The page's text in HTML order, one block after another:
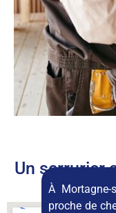
Un serrurier
À Mortagne-
proche de